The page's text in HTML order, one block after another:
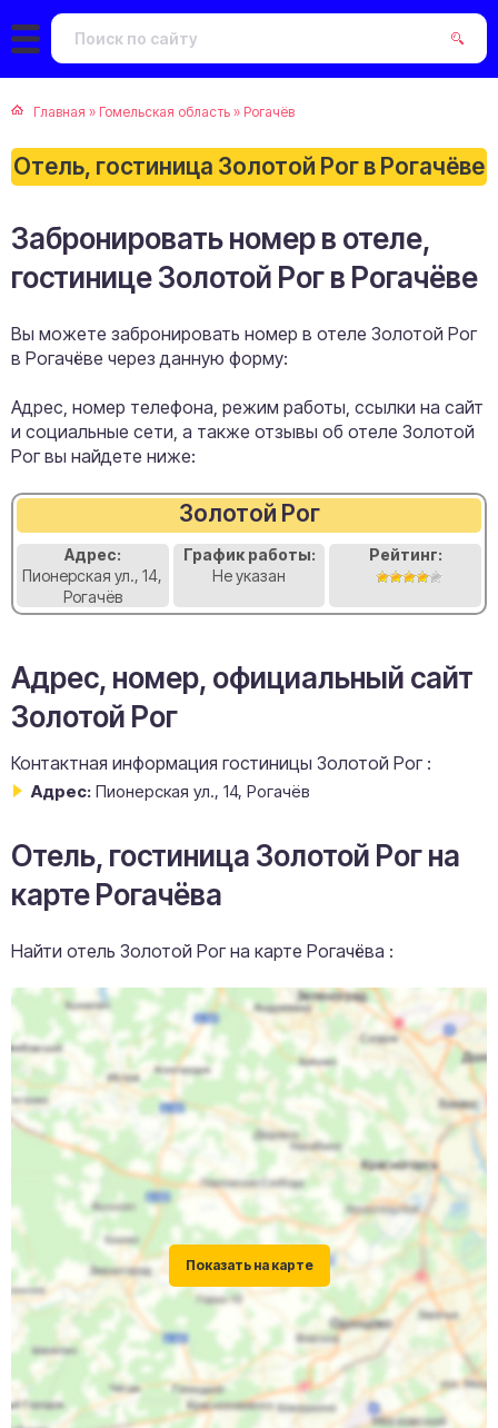
Главная » Гомельская область » Рогачёв
Отель, гостиница Золотой Рог в Рогачёве
Забронировать номер в отеле,
гостинице Золотой Рог в Рогачёве
Вы можете забронировать номер в отеле Золотой Рог
в Рогачёве через данную форму:
Адрес, номер телефона, режим работы, ссылки на сайт
и социальные сети, а также отзывы об отеле Золотой
Рог вы найдете ниже:
Золотой Рог
Адрес:
Пионерская ул., 14,
Рогачёв
График работы:
Не указан
Рейтинг:
Адрес, номер, официальный сайт
Золотой Рог
Контактная информация гостиницы Золотой Рог :
Адрес: Пионерская ул., 14, Рогачёв
Отель, гостиница Золотой Рог на
карте Рогачёва
Найти отель Золотой Рог на карте Рогачёва :